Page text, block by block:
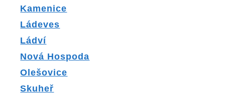
Kamenice
Ládeves
Ládví
Nová Hospoda
Olešovice
Skuheř